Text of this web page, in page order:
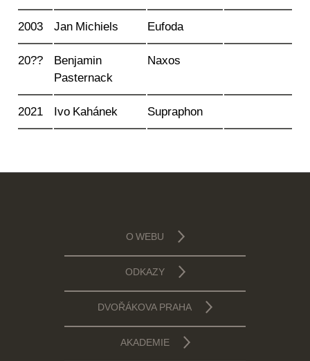
2003 Jan Michiels Eufoda
20??
Benjamin
Pasternack
Naxos
2021 Ivo Kahánek Supraphon
O WEBU
ODKAZY
DVOŘÁKOVA PRAHA
AKADEMIE